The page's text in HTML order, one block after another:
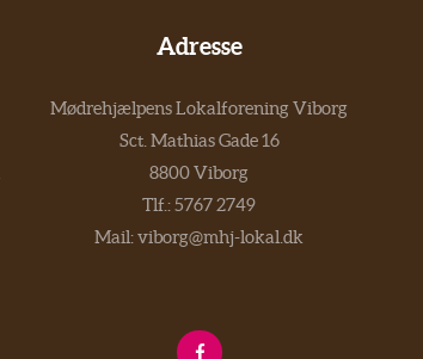
Adresse
Mødrehjælpens Lokalforening Viborg
Sct. Mathias Gade 16
8800 Viborg
Tlf.:5767 2749
Mail:viborg@mhj-lokal.dk